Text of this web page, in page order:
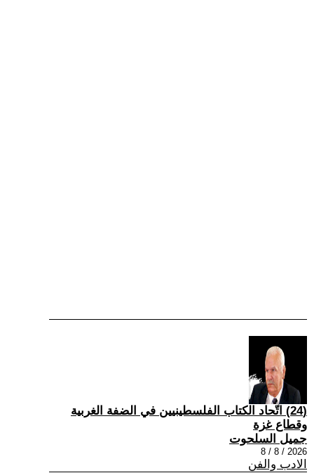
(24) اتّحاد الكتاب الفلسطينيين في الضفة الغربية
وقطاع غزة
جميل السلحوت
2026 / 8 / 8
الادب والفن